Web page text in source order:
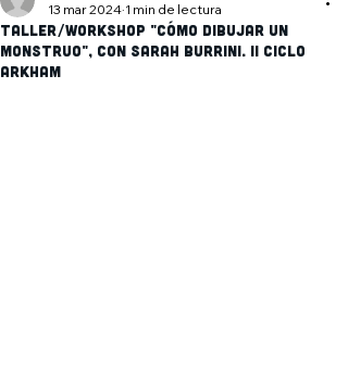
Taller/Workshop "Cómo dibujar un
monstruo", con Sarah Burrini. II Ciclo
Arkham
13 mar 2024 1 min de lectura